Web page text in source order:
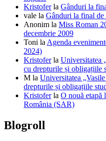
Kristoferla Gânduri la
vale la Gânduri la final de
Anonim la Miss Roman
decembrie 2009
Toni la Agenda
2024)
Kristoferla Universitatea
cu drepturile și obligațiile
M la Universitatea
drepturile și obligațiile
Kristoferla O nouă etapă
România (SAR)
Blogroll